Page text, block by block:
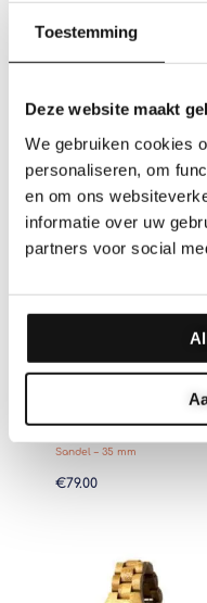
Toestemming
Deze website maakt
We gebruiken cookies
personaliseren, om
en om ons
informatie over uw
partners voor social
€ 35.00 - €37.50
Houten Horloge – Sahara –
Sandel – 35 mm
€79.00